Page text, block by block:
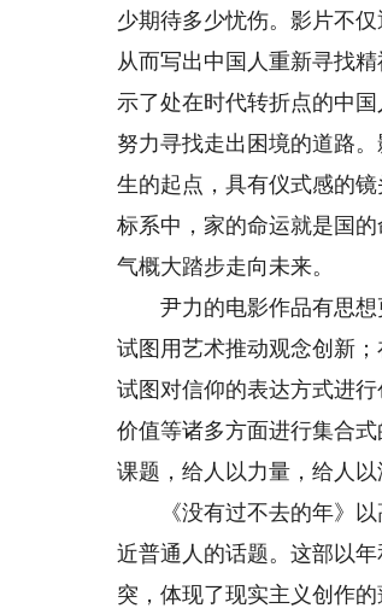
少期待多少忧伤。影片不
从而写出中国人重新寻找
示了处在时代转折点的中
努力寻找走出困境的道路
生的起点，具有仪式感的
标系中，家的命运就是国
气概大踏步走向未来。
尹力的电影作品有思想
试图用艺术推动观念创新
试图对信仰的表达方式进
价值等诸多方面进行集合
课题，给人以力量，给人
《没有过不去的年》以
近普通人的话题。这部以
突，体现了现实主义创作